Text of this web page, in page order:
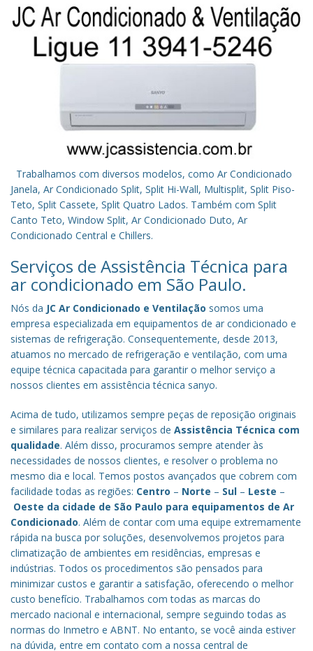
Trabalhamos com diversos modelos, como Ar Condicionado
Janela, Ar Condicionado Split, Split Hi-Wall, Multisplit, Split Piso-
Teto, Split Cassete, Split Quatro Lados. Também com Split
Canto Teto, Window Split, Ar Condicionado Duto, Ar
Condicionado Central e Chillers.
Serviços de Assistência Técnica para
ar condicionado em São Paulo.
Nós da JC Ar Condicionado e Ventilação somos uma
empresa especializada em equipamentos de ar condicionado e
sistemas de refrigeração. Consequentemente, desde 2013,
atuamos no mercado de refrigeração e ventilação, com uma
equipe técnica capacitada para garantir o melhor serviço a
nossos clientes em assistência técnica sanyo.
Acima de tudo, utilizamos sempre peças de reposição originais
e similares para realizar serviços de Assistência Técnica com
qualidade. Além disso, procuramos sempre atender às
necessidades de nossos clientes, e resolver o problema no
mesmo dia e local. Temos postos avançados que cobrem com
facilidade todas as regiões: Centro – Norte – Sul – Leste –
Oeste da cidade de São Paulo para equipamentos de Ar
Condicionado. Além de contar com uma equipe extremamente
rápida na busca por soluções, desenvolvemos projetos para
climatização de ambientes em residências, empresas e
indústrias. Todos os procedimentos são pensados para
minimizar custos e garantir a satisfação, oferecendo o melhor
custo benefício. Trabalhamos com todas as marcas do
mercado nacional e internacional, sempre seguindo todas as
normas do Inmetro e ABNT. No entanto, se você ainda estiver
na dúvida, entre em contato com a nossa central de